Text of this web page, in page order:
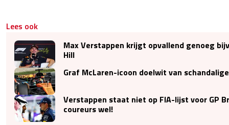
Lees ook
Max Verstappen krijgt opvallend genoeg
Hill
Graf McLaren-icoon doelwit van
Verstappen staat niet op FIA-lijst voor GP
coureurs wel!